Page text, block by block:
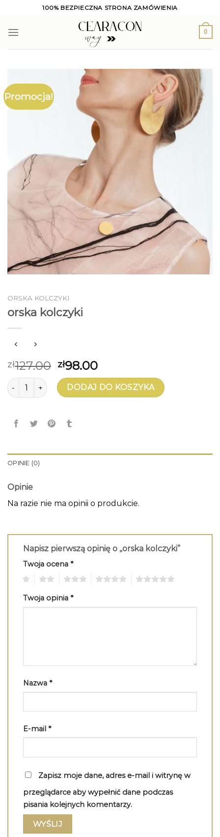
content
100% BEZPIECZNA STRONA ZAMÓWIENIA
0
Promocja!
ORSKA KOLCZYKI
orska kolczyki
zł127.00 zł98.00
ilość orska kolczykiDODAJ DO KOSZYKA
OPINIE (0)
Opinie
Na razie nie ma opinii o produkcie.
Napisz pierwszą opinię o „orska kolczyki”
Twoja ocena *
Twoja opinia *
Nazwa *
E-mail *
Zapisz moje dane, adres e-mail i witrynę w
przeglądarce aby wypełnić dane podczas
pisania kolejnych komentarzy.